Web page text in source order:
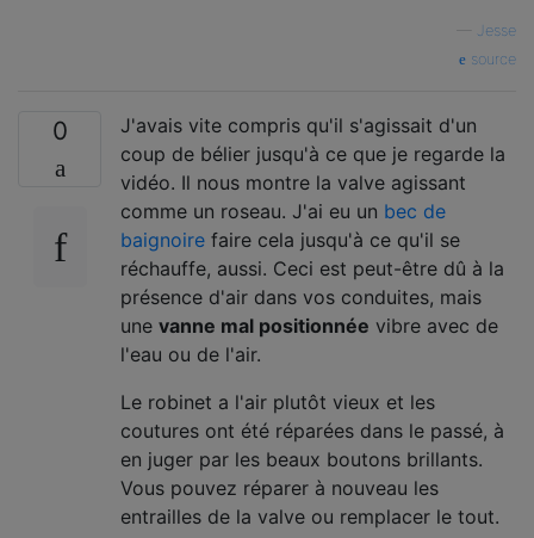
Jesse
source
0
J'avais vite compris qu'il s'agissait d'un
coup de bélier jusqu'à ce que je regarde la
vidéo. Il nous montre la valve agissant
comme un roseau. J'ai eu un bec de
baignoire faire cela jusqu'à ce qu'il se
réchauffe, aussi. Ceci est peut-être dû à la
présence d'air dans vos conduites, mais
une vanne mal positionnée vibre avec de
l'eau ou de l'air.
Le robinet a l'air plutôt vieux et les
coutures ont été réparées dans le passé, à
en juger par les beaux boutons brillants.
Vous pouvez réparer à nouveau les
entrailles de la valve ou remplacer le tout.